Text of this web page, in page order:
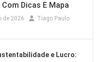
Dicas E Mapa
de 2026 Tiago Paulo
e Lucro: